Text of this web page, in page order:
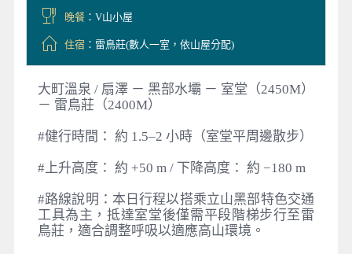
晚餐：V山小屋
住宿：雷鳥莊(數人一室，依山屋分配)
大町溫泉 / 扇澤 － 黑部水壩 － 室堂（2450M）
－ 雷鳥莊（2400M）
#健行時間： 約 1.5–2 小時（室堂平周邊散步）
#上升高度： 約 +50 m / 下降高度： 約 −180 m
#路線說明：本日行程以搭乘立山黑部特色交通
工具為主，抵達室堂後僅需平段階梯步行至雷
鳥莊，適合調整呼吸以適應高山環境。